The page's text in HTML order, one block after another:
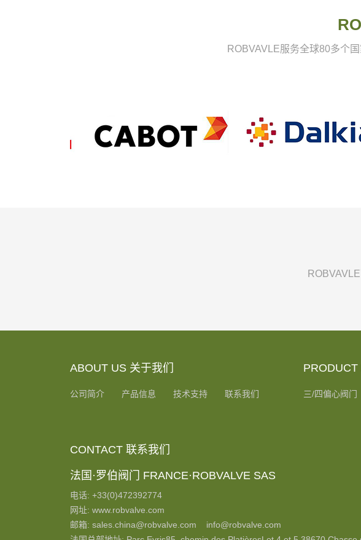
ROBVAVLE服务全球80多个
ABOUT US 关于我们
公司简介 产品信息 技术支持 联系我们 三/四偏心阀门
CONTACT 联系我们
法国·罗伯阀门 FRANCE·ROBVALVE SAS
电话: +33(0)472392774
网址: www.robvalve.com
邮箱: sales.china@robvalve.com info@robvalve.com